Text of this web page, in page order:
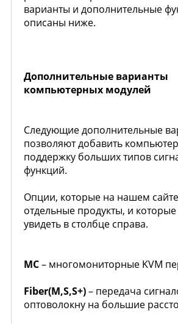
варианты и дополнительные
описаны ниже.
Дополнительные варианты
компьютерных модулей
Следующие дополнительные
позволяют добавить
поддержку больших типов
функций.
Опции, которые на нашем
отдельные продукты, и
увидеть в столбце справа.
MC– многомониторные KVM
Fiber(M,S,S+)– передача
оптоволокну на большие